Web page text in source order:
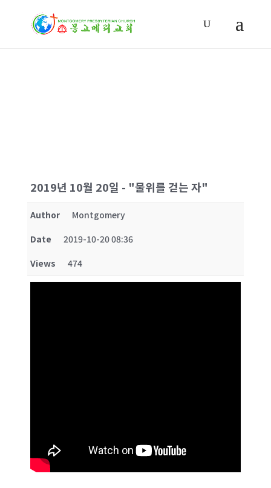
찬양대
2019년 10월 20일 - "물위를 걷는 자"
Author
Montgomery
Date
2019-10-20 08:36
Views
474